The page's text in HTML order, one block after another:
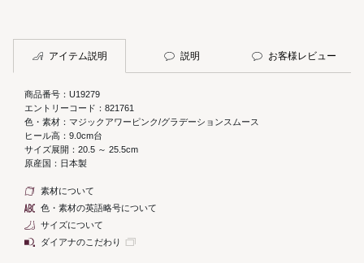
アイテム説明 説明 お客様レビュー
商品番号：U19279
エントリーコード：821761
色・素材：マジックアワーピンク/グラデーションスムース
ヒール高：9.0cm台
サイズ展開：20.5 ～ 25.5cm
原産国：日本製
素材について
色・素材の英語略号について
サイズについて
ダイアナのこだわり